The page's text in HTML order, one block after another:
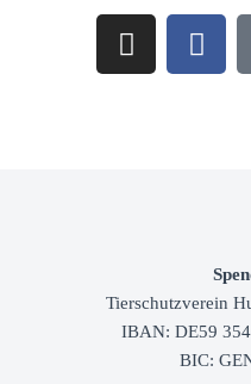
Tierschutzverein
IBAN: DE59
BIC: